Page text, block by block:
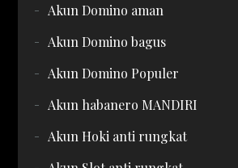
Akun Domino aman
Akun Domino bagus
Akun Domino Populer
Akun habanero MANDIRI
Akun Hoki anti rungkat